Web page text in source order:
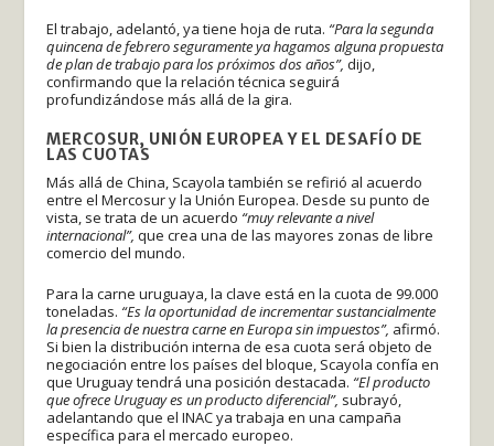
El trabajo, adelantó, ya tiene hoja de ruta. “Para la segunda
quincena de febrero seguramente ya hagamos alguna propuesta
de plan de trabajo para los próximos dos años”, dijo,
confirmando que la relación técnica seguirá
profundizándose más allá de la gira.
MERCOSUR, UNIÓN EUROPEA Y EL DESAFÍO DE
LAS CUOTAS
Más allá de China, Scayola también se refirió al acuerdo
entre el Mercosur y la Unión Europea. Desde su punto de
vista, se trata de un acuerdo “muy relevante a nivel
internacional”, que crea una de las mayores zonas de libre
comercio del mundo.
Para la carne uruguaya, la clave está en la cuota de 99.000
toneladas. “Es la oportunidad de incrementar sustancialmente
la presencia de nuestra carne en Europa sin impuestos”, afirmó.
Si bien la distribución interna de esa cuota será objeto de
negociación entre los países del bloque, Scayola confía en
que Uruguay tendrá una posición destacada. “El producto
que ofrece Uruguay es un producto diferencial”, subrayó,
adelantando que el INAC ya trabaja en una campaña
específica para el mercado europeo.